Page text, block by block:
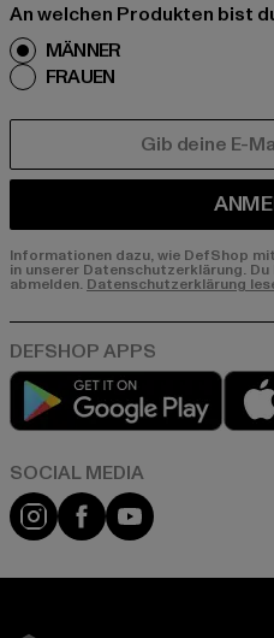
An welchen Produkten bist
MÄNNER
FRAUEN
Informationen dazu, wie DefShop
in unserer Datenschutzerklärung.
abmelden. Datenschutzerklärung
Play
Instagram
FacebookYouTube